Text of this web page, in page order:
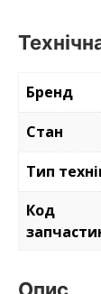
Бренд
Стан
Тип
Код